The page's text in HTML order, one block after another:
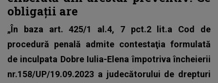
obligaţii are
„În baza art. 425/1 al.4, 7 pct.2 lit.a Cod de
procedură penală admite contestaţia formulată
de inculpata Dobre Iulia-Elena împotriva încheierii
nr.158/UP/19.09.2023 a judecătorului de drepturi